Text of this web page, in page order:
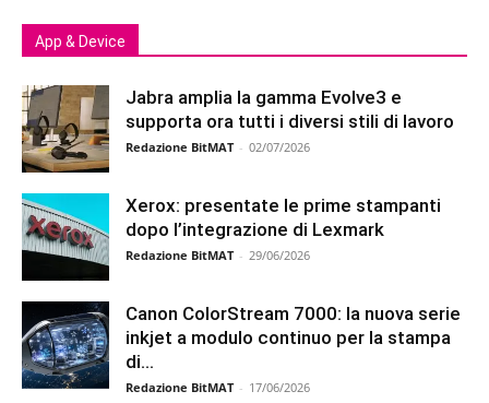
App & Device
Jabra amplia la gamma Evolve3 e
supporta ora tutti i diversi stili di lavoro
Redazione BitMAT - 02/07/2026
Xerox: presentate le prime stampanti
dopo l’integrazione di Lexmark
Redazione BitMAT - 29/06/2026
Canon ColorStream 7000: la nuova serie
inkjet a modulo continuo per la stampa
di...
Redazione BitMAT - 17/06/2026